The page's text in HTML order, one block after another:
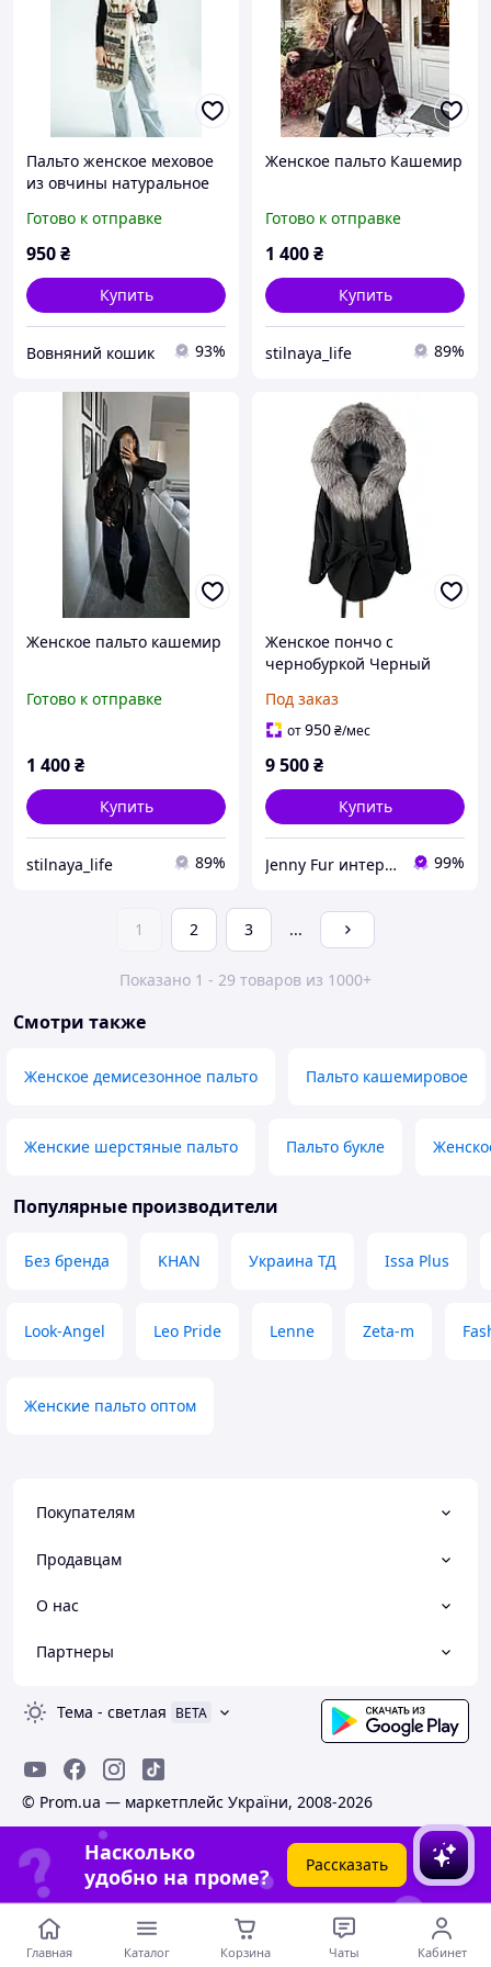
Пальто женское меховое
из овчины натуральное
теплое
Готово к отправке
950₴
Купить
Вовняний кошик 93%
Женское пальто Кашемир
Готово к отправке
1 400₴
Купить
stilnaya_life 89%
Женское пальто кашемир
Готово к отправке
1 400₴
Купить
stilnaya_life 89%
Женское пончо с
чернобуркой Черный
Под заказ
от950₴/мес
9 500₴
Купить
Jenny Fur интернет-магазин одежды 99%
1 2 3 ...
Показано 1 - 29 товаров из 1000+
Смотри также
Женское демисезонное пальто Пальто кашемировое
Женские шерстяные пальто Пальто букле
Популярные производители
Без бренда KHAN Украина ТД Issa Plus
Look-Angel Leo Pride Lenne Zeta-m
Женские пальто оптом
Покупателям
Продавцам
О нас
Партнеры
Тема - светлая BETA
© Prom.ua — маркетплейс України, 2008-2026
Насколько
удобно на проме?
Рассказать
Главная Каталог Корзина Чаты Кабинет